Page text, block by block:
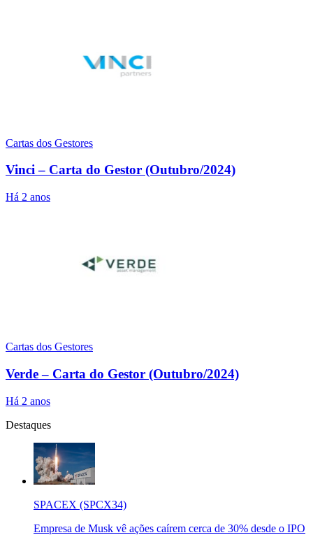
Cartas dos Gestores
Vinci – Carta do Gestor (Outubro/2024)
Há 2 anos
Cartas dos Gestores
Verde – Carta do Gestor (Outubro/2024)
Há 2 anos
Destaques
SPACEX (SPCX34)
Empresa de Musk vê ações caírem cerca de 30% desde o IPO